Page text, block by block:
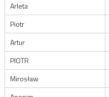
Arleta
Piotr
Artur
PIOTR
Mirosław